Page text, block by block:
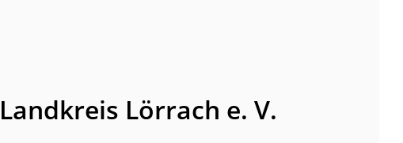
Lörrach e. V.